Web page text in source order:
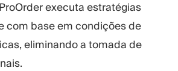
executa estratégias
com base em condições de
eliminando a tomada de